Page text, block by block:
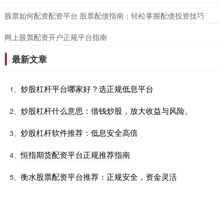
​股票如何配资配资平台 股票配债指南：轻松掌握配债投资技巧
​网上股票配资开户正规平台指南
最新文章
1、 炒股杠杆平台哪家好？选正规低息平台
2、 炒股杠杆什么意思：借钱炒股，放大收益与风险。
3、 炒股杠杆软件推荐：低息安全高倍
4、恒指期货配资平台正规推荐指南
5、 衡水股票配资平台推荐：正规安全，资金灵活